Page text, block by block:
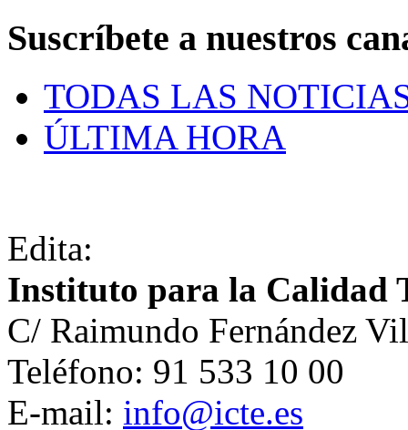
Suscríbete a nuestros
TODAS LAS
ÚLTIMA HORA
Edita:
Instituto para la Calidad
C/ Raimundo Fernández
Teléfono: 91 533 10 00
E-mail: info@icte.es